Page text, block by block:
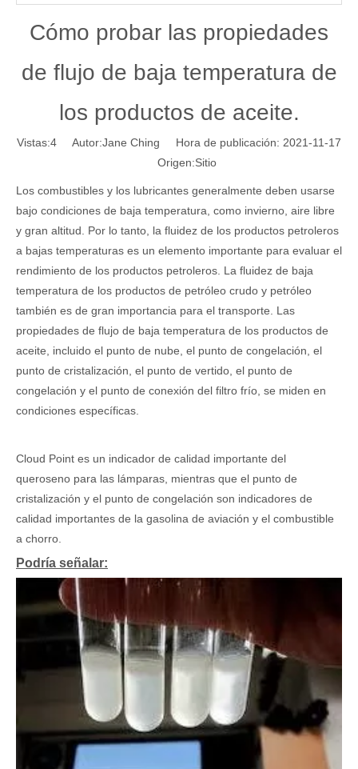
Cómo probar las propiedades
de flujo de baja temperatura de
los productos de aceite.
Vistas:4 Autor:Jane Ching Hora de publicación: 2021-11-17
Origen:Sitio
Los combustibles y los lubricantes generalmente deben usarse
bajo condiciones de baja temperatura, como invierno, aire libre
y gran altitud. Por lo tanto, la fluidez de los productos petroleros
a bajas temperaturas es un elemento importante para evaluar el
rendimiento de los productos petroleros. La fluidez de baja
temperatura de los productos de petróleo crudo y petróleo
también es de gran importancia para el transporte. Las
propiedades de flujo de baja temperatura de los productos de
aceite, incluido el punto de nube, el punto de congelación, el
punto de cristalización, el punto de vertido, el punto de
congelación y el punto de conexión del filtro frío, se miden en
condiciones específicas.
Cloud Point es un indicador de calidad importante del
queroseno para las lámparas, mientras que el punto de
cristalización y el punto de congelación son indicadores de
calidad importantes de la gasolina de aviación y el combustible
a chorro.
Podría señalar: